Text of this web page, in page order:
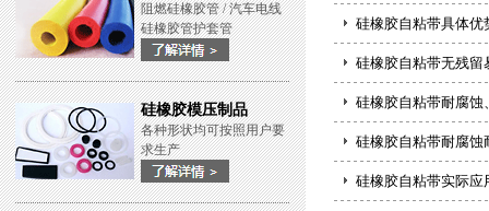
阻燃硅橡胶管 / 汽车电线
硅橡胶管护套管
硅橡胶模压制品
各种形状均可按照用户要
求生产
硅橡胶自粘带具体优
硅橡胶自粘带无残留
硅橡胶自粘带耐腐蚀
硅橡胶自粘带耐腐蚀
硅橡胶自粘带实际应